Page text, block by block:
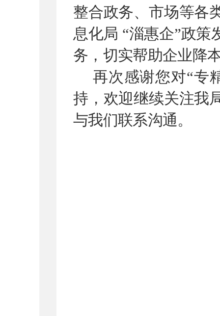
整合政务、市场等各
息化局 “淄惠企”政策
务，切实帮助企业降
再次感谢您对“专
持，欢迎继续关注我
与我们联系沟通。